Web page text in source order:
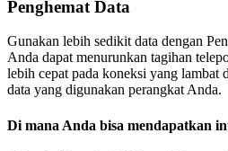
Penghemat Data
Gunakan lebih sedikit data dengan
Anda dapat menurunkan tagihan
lebih cepat pada koneksi yang lambat
data yang digunakan perangkat Anda.
Di mana Anda bisa mendapatkan